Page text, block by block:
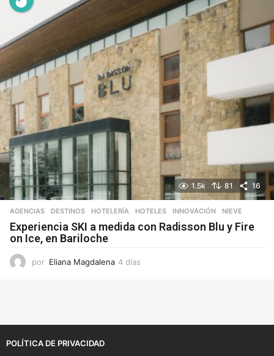
1.5k 81 16
AGENCIAS ,DESTINOS ,HOTELERÍA ,HOTELES ,INNOVACIÓN ,NIEVE
Experiencia SKI a medida con Radisson Blu y Fire
on Ice, en Bariloche
por Eliana Magdalena 4 días
POLÍTICA DE PRIVACIDAD